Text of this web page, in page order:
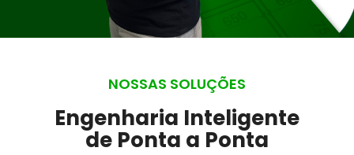
NOSSAS SOLUÇÕES
Engenharia Inteligente
de Ponta a Ponta